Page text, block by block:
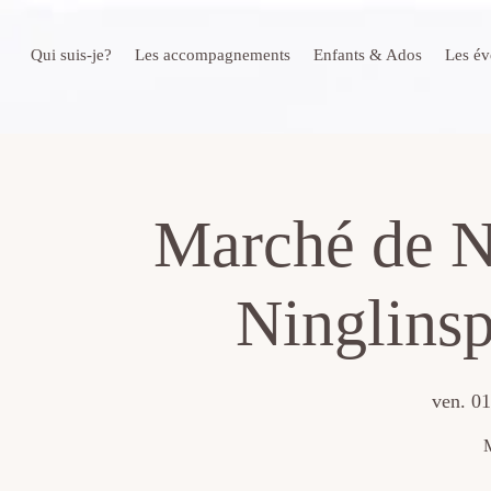
Qui suis-je? Les accompagnements Enfants & Ados Les
Marché de
ven.